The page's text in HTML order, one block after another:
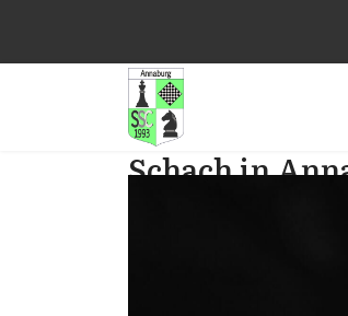
Schach in